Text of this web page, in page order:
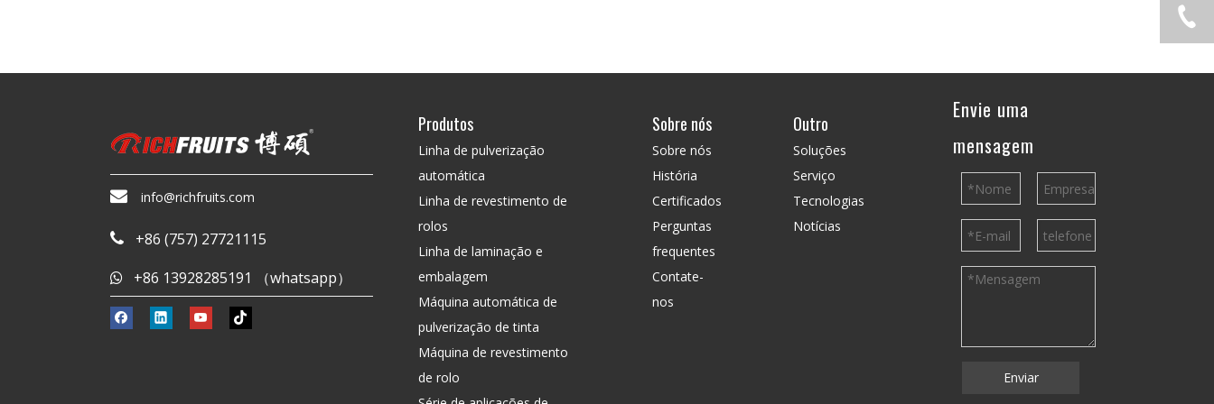
 info@richfruits.com
 +86 (757) 27721115
 +86 13928285191 （whatsapp）
Produtos
Linha de pulverização
automática
Linha de revestimento de
rolos
Linha de laminação e
embalagem
Máquina automática de
pulverização de tinta
Máquina de revestimento
de rolo
Sobre nós
Sobre nós
História
Certificados
Perguntas
frequentes
Contate-
nos
Outro
Soluções
Serviço
Tecnologias
Notícias
Envie uma
mensagem
Enviar